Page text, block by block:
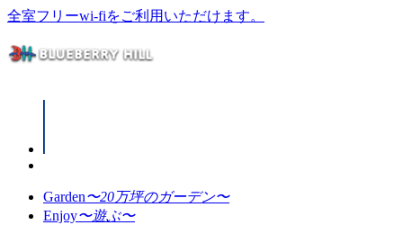
全室フリーwi-fiをご利用いただけます。
Garden〜20万坪のガーデン〜
Enjoy〜遊ぶ〜